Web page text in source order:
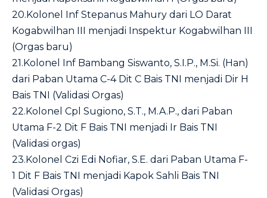
20.Kolonel Inf Stepanus Mahury dari LO Darat
Kogabwilhan III menjadi Inspektur Kogabwilhan III
(Orgas baru)
21.Kolonel Inf Bambang Siswanto, S.I.P., M.Si. (Han)
dari Paban Utama C-4 Dit C Bais TNI menjadi Dir H
Bais TNI (Validasi Orgas)
22.Kolonel Cpl Sugiono, S.T., M.A.P., dari Paban
Utama F-2 Dit F Bais TNI menjadi Ir Bais TNI
(Validasi orgas)
23.Kolonel Czi Edi Nofiar, S.E. dari Paban Utama F-
1 Dit F Bais TNI menjadi Kapok Sahli Bais TNI
(Validasi Orgas)